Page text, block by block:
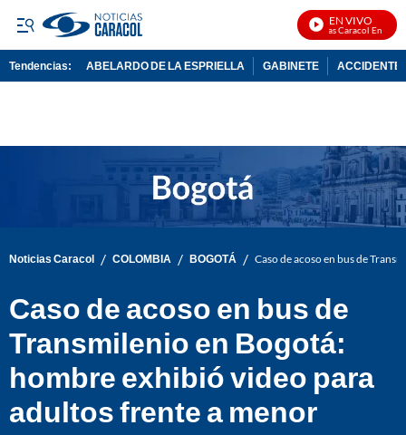
EN VIVO
Noticias Caracol En Vivo
Tendencias: ABELARDO DE LA ESPRIELLA GABINETE ACCIDENTE
Noticias Caracol / COLOMBIA / BOGOTÁ / Caso de acoso en bus de
Caso de acoso en bus de
Transmilenio en Bogotá:
hombre exhibió video para
adultos frente a menor